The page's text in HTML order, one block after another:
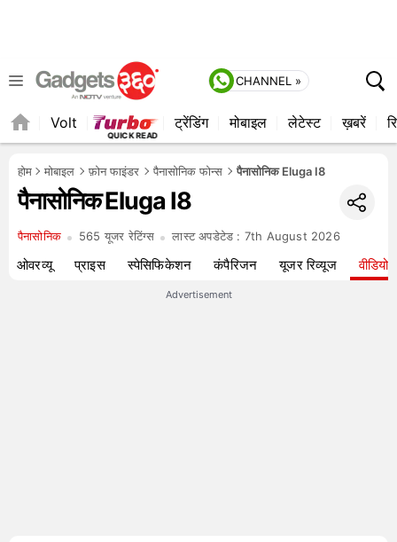
CHANNEL »
Volt ट्रेंडिंग मोबाइल लेटेस्ट ख़बरें
होम मोबाइल फ़ोन फाइंडर पैनासोनिक फोन्स पैनासोनिक Eluga I8
पैनासोनिक Eluga I8
पैनासोनिक 565 यूजर रेटिंग्स लास्ट अपडेटेड : 7th August 2026
ओवरव्यू प्राइस स्पेसिफिकेशन कंपैरिजन यूजर रिव्यूज वीडियो
Advertisement